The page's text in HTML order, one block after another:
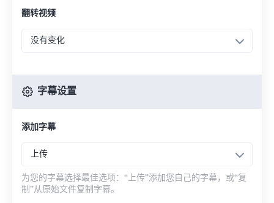
翻转视频
没有变化
字幕设置
添加字幕
上传
为您的字幕选择最佳选项：“上传”添加您自己的字幕，或“复
制”从原始文件复制字幕。